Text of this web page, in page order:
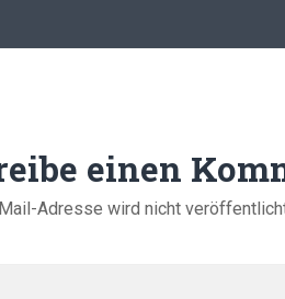
einen
Adresse wird nicht